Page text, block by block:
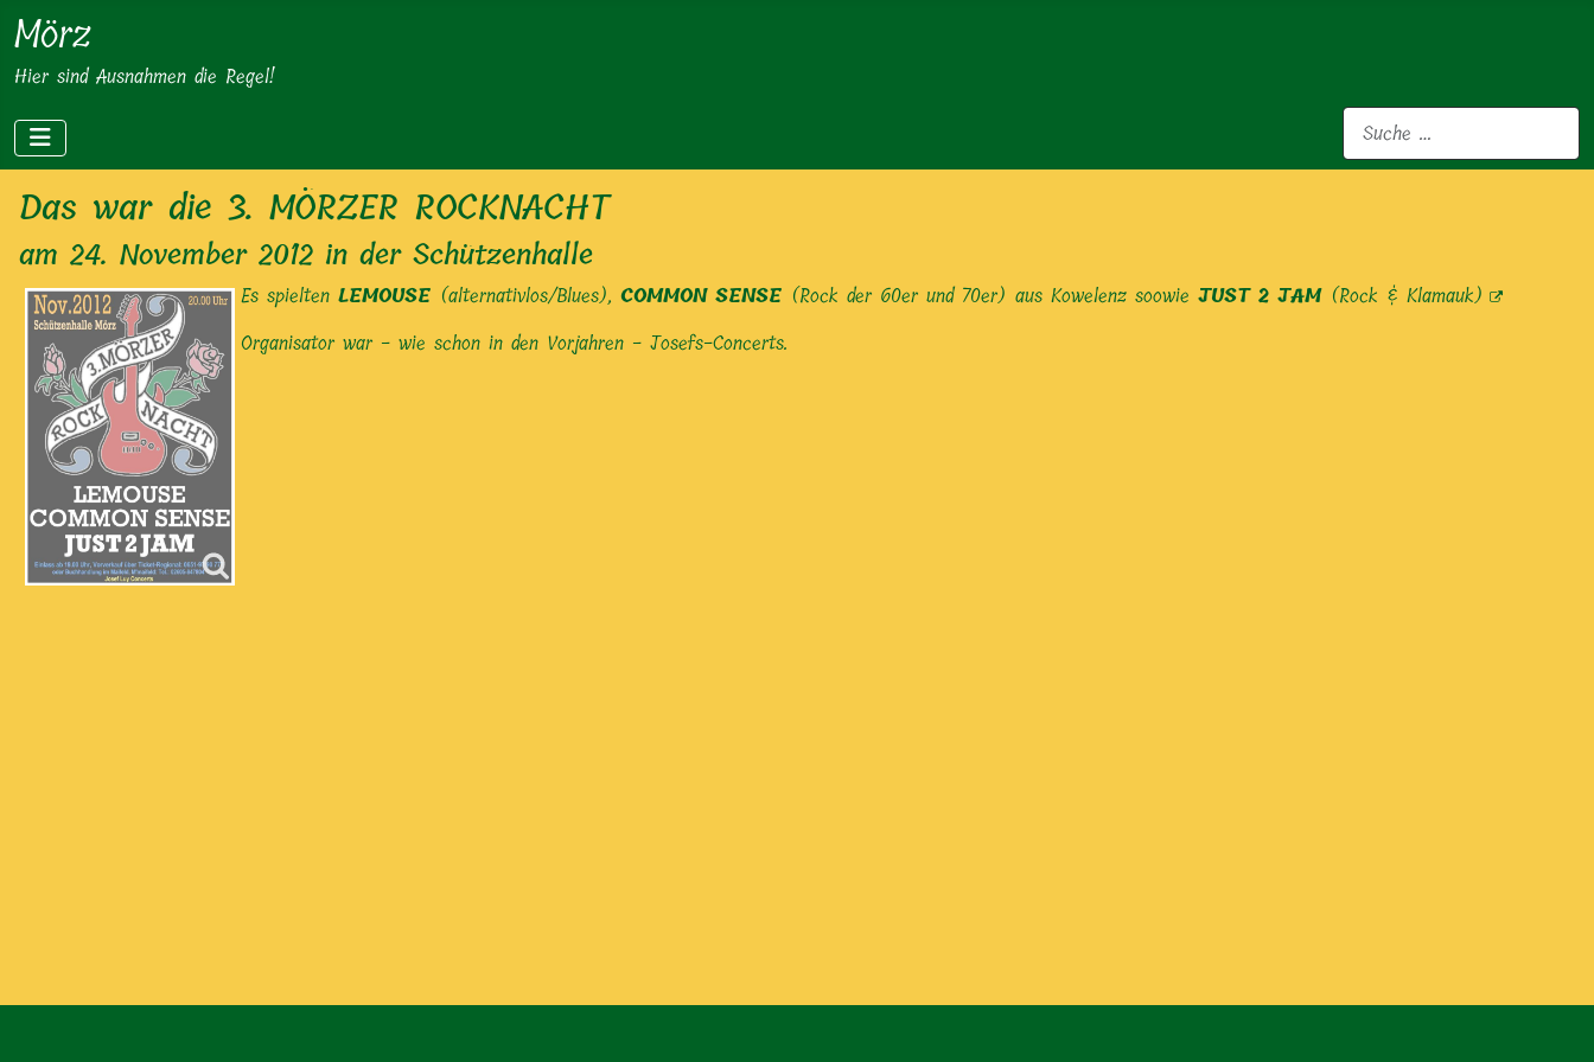
Mörz
Hier sind Ausnahmen die Regel!
Suchen
Das war die 3. MÖRZER ROCKNACHT
am 24. November 2012 in der Schützenhalle
Es spielten LEMOUSE (alternativlos/Blues), COMMON SENSE (Rock der 60er und 70er) aus Kowelenz soowie JUST 2 JAM(Rock & Klamauk)
Organisator war - wie schon in den Vorjahren - Josefs-Concerts.